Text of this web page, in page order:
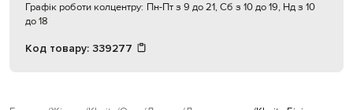
Графік роботи колцентру: Пн-Пт з 9 до 21, Сб з 10 до 19, Нд з 10
до 18
Код товару: 339277